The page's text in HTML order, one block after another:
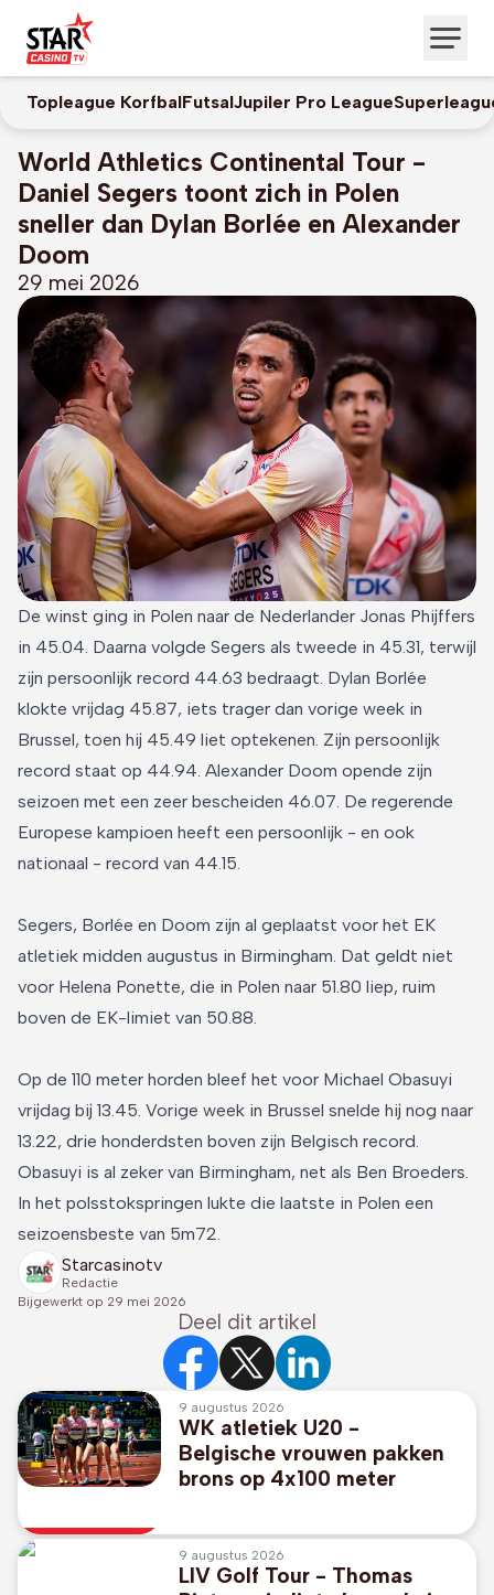
Topleague KorfbalFutsalJupiler Pro League
World Athletics Continental Tour -
Daniel Segers toont zich in Polen
sneller dan Dylan Borlée en Alexander
Doom
29 mei 2026
De winst ging in Polen naar de Nederlander Jonas Phijffers
in 45.04. Daarna volgde Segers als tweede in 45.31, terwijl
zijn persoonlijk record 44.63 bedraagt. Dylan Borlée
klokte vrijdag 45.87, iets trager dan vorige week in
Brussel, toen hij 45.49 liet optekenen. Zijn persoonlijk
record staat op 44.94. Alexander Doom opende zijn
seizoen met een zeer bescheiden 46.07. De regerende
Europese kampioen heeft een persoonlijk - en ook
nationaal - record van 44.15.
Segers, Borlée en Doom zijn al geplaatst voor het EK
atletiek midden augustus in Birmingham. Dat geldt niet
voor Helena Ponette, die in Polen naar 51.80 liep, ruim
boven de EK-limiet van 50.88.
Op de 110 meter horden bleef het voor Michael Obasuyi
vrijdag bij 13.45. Vorige week in Brussel snelde hij nog naar
13.22, drie honderdsten boven zijn Belgisch record.
Obasuyi is al zeker van Birmingham, net als Ben Broeders.
In het polsstokspringen lukte die laatste in Polen een
seizoensbeste van 5m72.
Starcasinotv
Redactie
Bijgewerkt op 29 mei 2026
Deel dit artikel
9 augustus 2026
WK atletiek U20 -
Belgische vrouwen pakken
brons op 4x100 meter
9 augustus 2026
LIV Golf Tour - Thomas